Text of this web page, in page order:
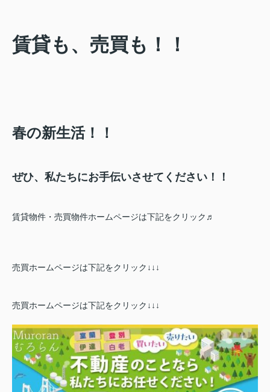
賃貸も、売買も！！
春の新生活！！
ぜひ、私たちにお手伝いさせてください！！
賃貸物件・売買物件ホームページは下記をクリック♬
売買ホームページは下記をクリック↓↓↓
売買ホームページは下記をクリック↓↓↓